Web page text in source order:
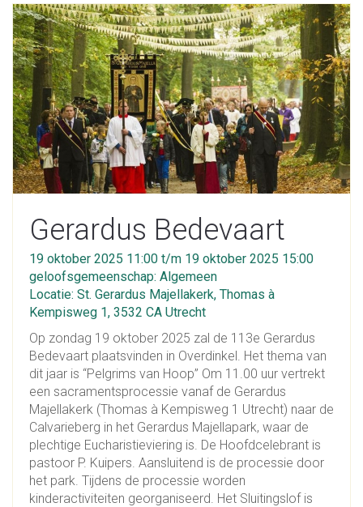
Gerardus Bedevaart
19 oktober 2025 11:00 t/m 19 oktober 2025 15:00
geloofsgemeenschap: Algemeen
Locatie: St. Gerardus Majellakerk, Thomas à
Kempisweg 1, 3532 CA Utrecht
Op zondag 19 oktober 2025 zal de 113e Gerardus
Bedevaart plaatsvinden in Overdinkel. Het thema van
dit jaar is “Pelgrims van Hoop” Om 11.00 uur vertrekt
een sacramentsprocessie vanaf de Gerardus
Majellakerk (Thomas à Kempisweg 1 Utrecht) naar de
Calvarieberg in het Gerardus Majellapark, waar de
plechtige Eucharistieviering is. De Hoofdcelebrant is
pastoor P. Kuipers. Aansluitend is de processie door
het park. Tijdens de processie worden
kinderactiviteiten georganiseerd. Het Sluitingslof is